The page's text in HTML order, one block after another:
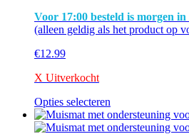
Voor 17:00 besteld is morgen in
(alleen geldig als het product op
€12.99
X Uitverkocht
Opties selecteren
Dit
product